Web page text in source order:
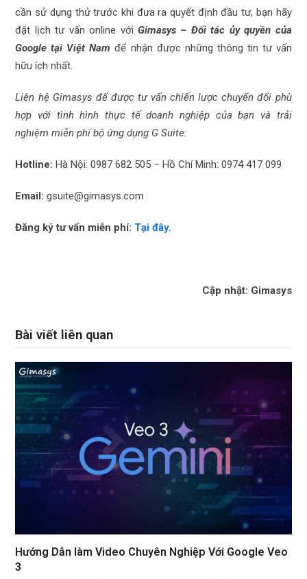
cần sử dụng thử trước khi đưa ra quyết định đầu tư, bạn hãy
đặt lịch tư vấn online với Gimasys – Đối tác ủy quyền của
Google tại Việt Nam để nhận được những thông tin tư vấn
hữu ích nhất.
Liên hệ Gimasys để được tư vấn chiến lược chuyển đổi phù
hợp với tình hình thực tế doanh nghiệp của bạn và trải
nghiệm miễn phí bộ ứng dụng G Suite:
Hotline:Hà Nội: 0987 682 505 – Hồ Chí Minh: 0974 417 099
Email:gsuite@gimasys.com
Đăng ký tư vấn miễn phí: Tại đây.
Cập nhật: Gimasys
Bài viết liên quan
Hướng Dẫn làm Video Chuyên Nghiệp Với Google Veo
3